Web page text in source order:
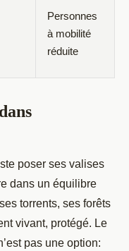
Personnes
à mobilité
réduite
poser ses valises
dans un équilibre
torrents, ses forêts
vivant, protégé. Le
pas une option: